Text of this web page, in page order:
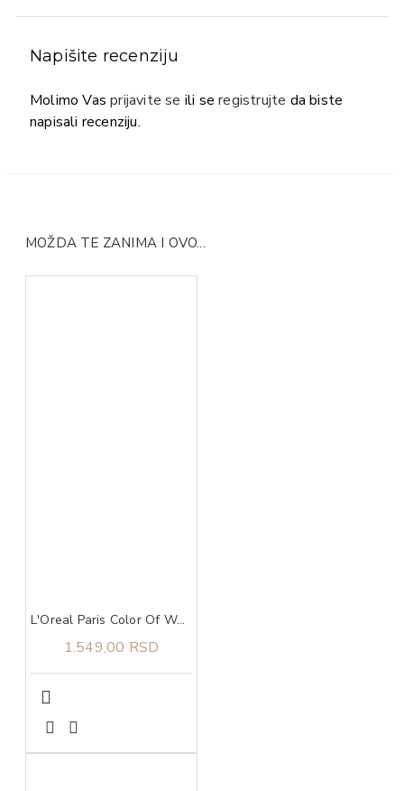
Napišite recenziju
Molimo Vasprijavite se ili seregistrujte da biste
napisali recenziju.
MOŽDA TE ZANIMA I OVO...
L'Oreal Paris Color Of Worth ruž za usne 500
1.549,00 RSD